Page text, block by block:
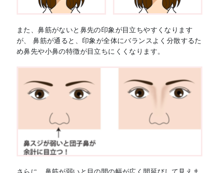
また、鼻筋がないと鼻先の印象が目立ちやすくなります
が、 鼻筋が通ると、印象が全体にバランスよく分散するた
め鼻先や小鼻の特徴が目立ちにくくなります。